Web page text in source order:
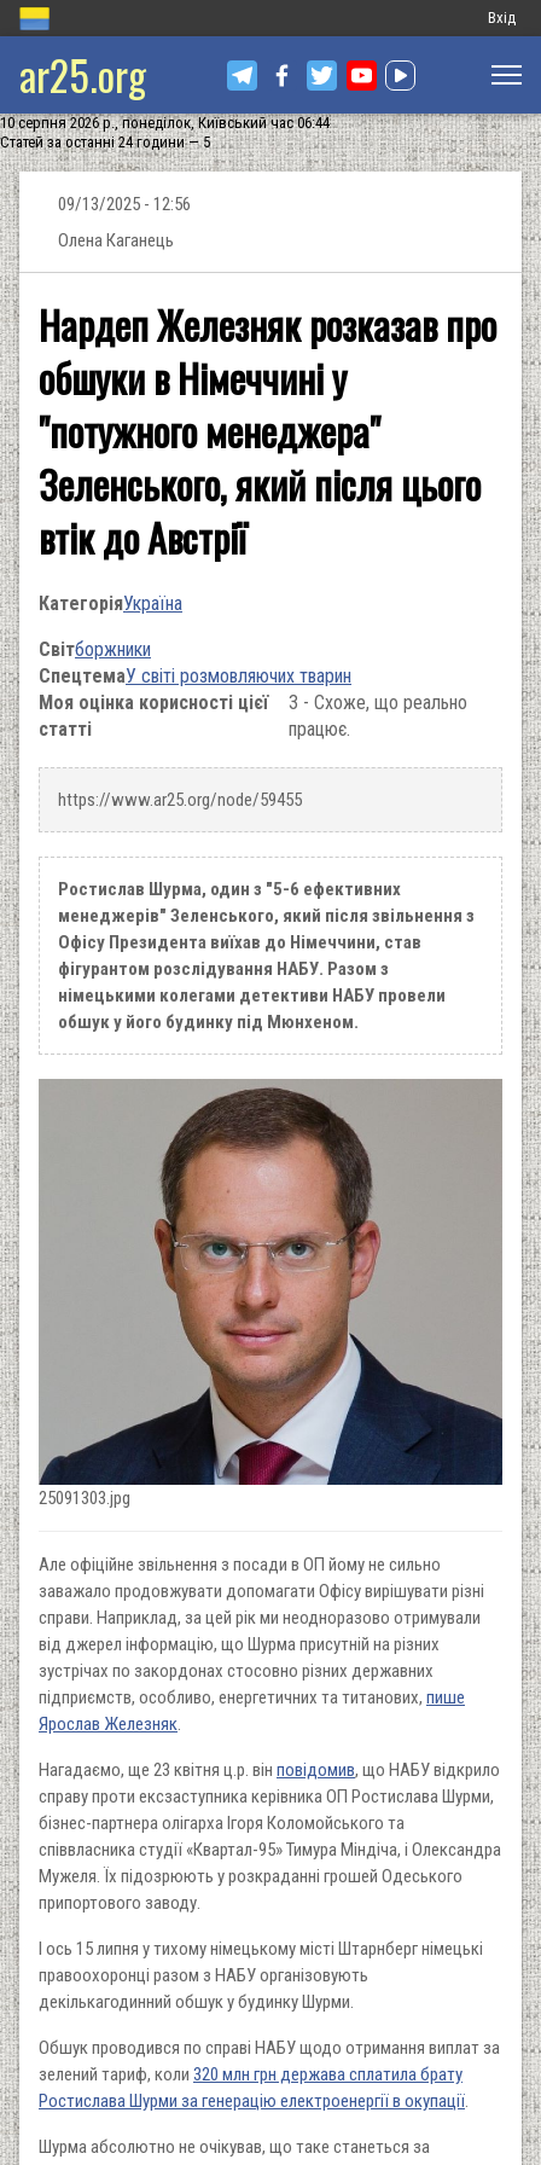
Меню
запису
Вхід
ar25.org
10 серпня 2026 р., понеділок, Київський час 06:44
Статей за останні 24 години — 5
09/13/2025 - 12:56
Олена Каганець
Нардеп Железняк розказав про
обшуки в Німеччині у
"потужного менеджера"
Зеленського, який після цього
втік до Австрії
КатегоріяУкраїна
Світборжники
СпецтемаУ світі розмовляючих тварин
Моя оцінка корисності цієї
статті
3 - Схоже, що реально
працює.
https://www.ar25.org/node/59455
Ростислав Шурма, один з "5-6 ефективних
менеджерів" Зеленського, який після звільнення з
Офісу Президента виїхав до Німеччини, став
фігурантом розслідування НАБУ. Разом з
німецькими колегами детективи НАБУ провели
обшук у його будинку під Мюнхеном.
25091303.jpg
Але офіційне звільнення з посади в ОП йому не сильно
заважало продовжувати допомагати Офісу вирішувати різні
справи. Наприклад, за цей рік ми неодноразово отримували
від джерел інформацію, що Шурма присутній на різних
зустрічах по закордонах стосовно різних державних
підприємств, особливо, енергетичних та титанових, пише
Ярослав Железняк.
Нагадаємо, ще 23 квітня ц.р. він повідомив, що НАБУ відкрило
справу проти ексзаступника керівника ОП Ростислава Шурми,
бізнес-партнера олігарха Ігоря Коломойського та
співвласника студії «Квартал-95» Тимура Міндіча, і Олександра
Мужеля. Їх підозрюють у розкраданні грошей Одеського
припортового заводу.
І ось 15 липня у тихому німецькому місті Штарнберг німецькі
правоохоронці разом з НАБУ організовують
декількагодинний обшук у будинку Шурми.
Обшук проводився по справі НАБУ щодо отримання виплат за
зелений тариф, коли 320 млн грн держава сплатила брату
Ростислава Шурми за генерацію електроенергії в окупації.
Шурма абсолютно не очікував, що таке станеться за